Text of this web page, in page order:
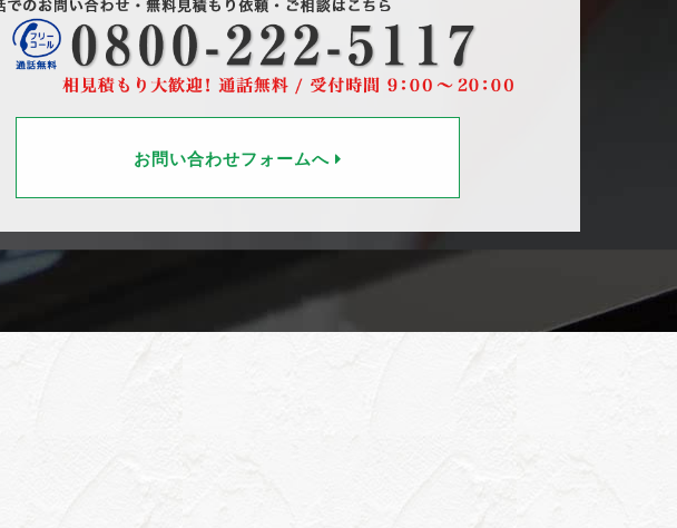
お問い合わせフォームへ